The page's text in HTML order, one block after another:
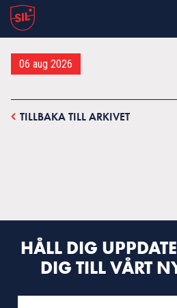
06 aug 2026
TILLBAKA TILL ARKIVET
HÅLL DIG
DIG TILL VÅRT